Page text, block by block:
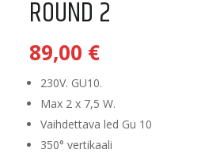
ROUND 2
89,00 €
230V. GU10.
Max 2 x 7,5 W.
Vaihdettava led Gu 10
350° vertikaali